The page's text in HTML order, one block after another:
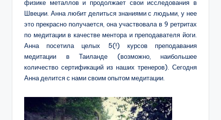
физике металлов и продолжает свои исследования в
Швеции. Анна любит делиться знаниями с людьми, у нее
это прекрасно получается, она участвовала в 9 ретритах
по медитации в качестве ментора и преподавателя йоги.
Анна посетила целых 5(!) курсов преподавания
медитации в Таиланде (возможно, наибольшее
количество сертификаций из наших тренеров). Сегодня
Анна делится с нами своим опытом медитации.